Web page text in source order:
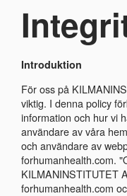
Introduktion
För oss på
viktig. I denna policy
information och hur vi
användare av våra
och användare av
forhumanhealth.com.
KILMANINSTITUTET
forhumanhealth.com